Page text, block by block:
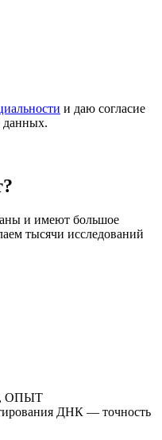
и даю согласие
данных.
и имеют большое
тысячи исследований
ОПЫТ
ДНК — точность